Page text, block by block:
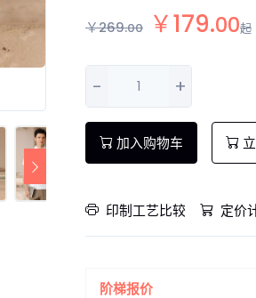
￥269.00 ￥179.00起
- +
加入购物车
印制工艺比较 定价
阶梯报价